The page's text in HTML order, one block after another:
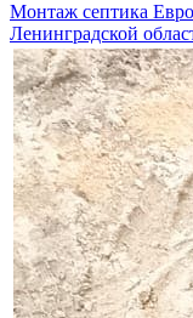
Монтаж септика
Ленинградской